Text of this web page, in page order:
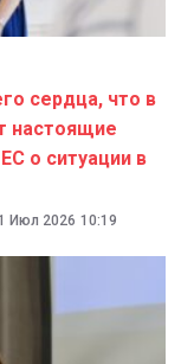
сердца, что в
настоящие
о ситуации в
Июл 2026 10:19